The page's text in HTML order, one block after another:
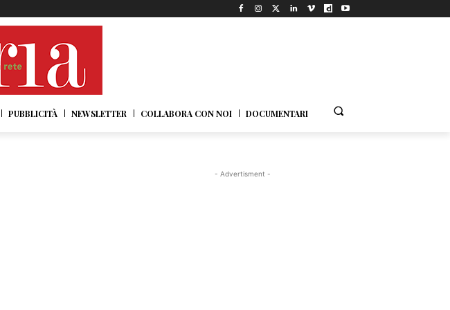
PUBBLICITÀ NEWSLETTER COLLABORA CON NOI DOCUMENTARI
- Advertisment -